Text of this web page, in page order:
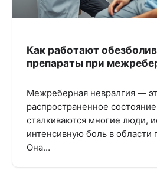
Как работают
препараты при
Межреберная невралгия —
распространенное
сталкиваются многие люди,
интенсивную боль в области
Она…